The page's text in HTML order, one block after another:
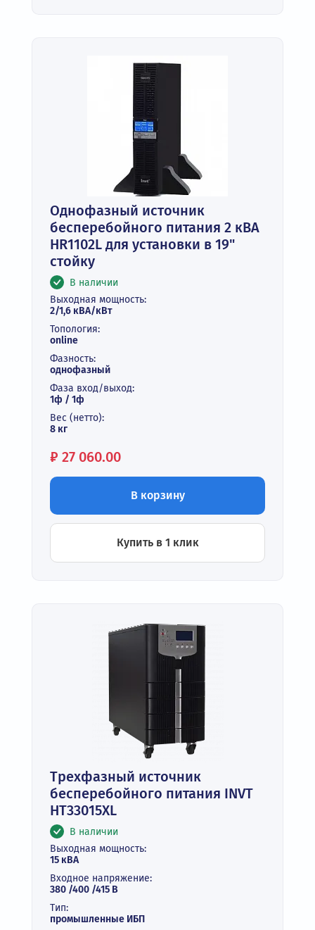
Однофазный источник
бесперебойного питания 2 кВА
HR1102L для установки в 19"
стойку
В наличии
Выходная мощность:
2/1,6 кВА/кВт
Топология:
online
Фазность:
однофазный
Фаза вход/выход:
1ф / 1ф
Вес (нетто):
8 кг
Цена:
₽ 27 060.00
В корзину
Купить в 1 клик
Трехфазный источник
бесперебойного питания INVT
HT33015XL
В наличии
Выходная мощность:
15 кВА
Входное напряжение:
380 /400 /415 В
Тип:
промышленные ИБП